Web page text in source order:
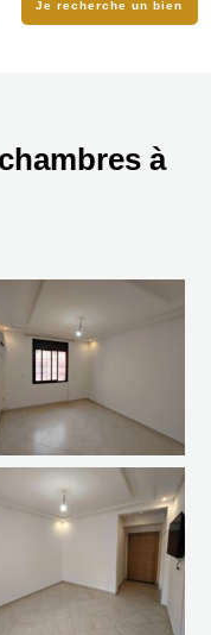
Je recherche un bien
à